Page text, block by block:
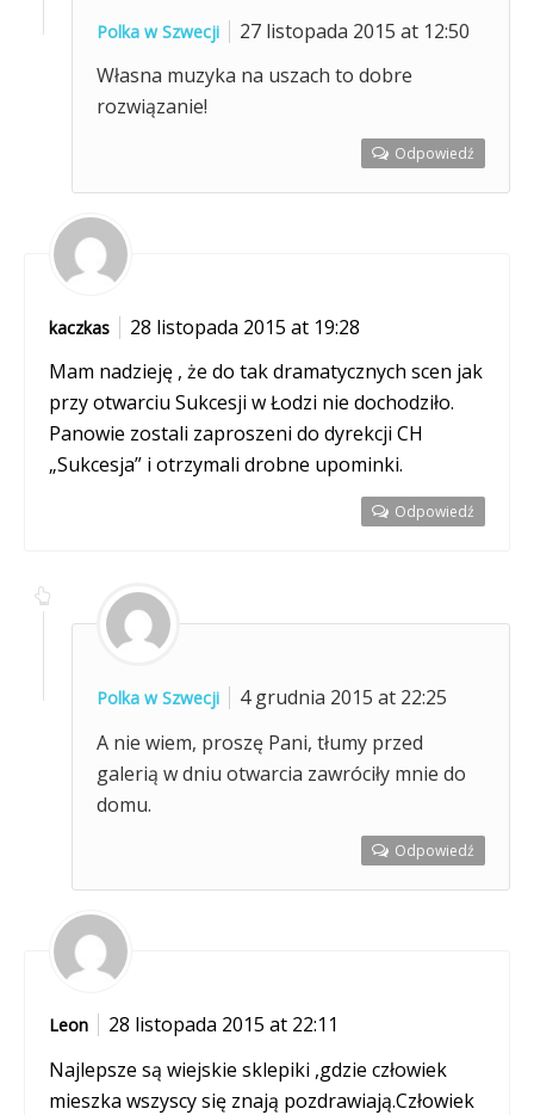
Polka w Szwecji
27 listopada 2015 at 12:50
Własna muzyka na uszach to dobre
rozwiązanie!
Odpowiedź
kaczkas
28 listopada 2015 at 19:28
Mam nadzieję , że do tak dramatycznych scen jak
przy otwarciu Sukcesji w Łodzi nie dochodziło.
Panowie zostali zaproszeni do dyrekcji CH
„Sukcesja” i otrzymali drobne upominki.
Odpowiedź
Polka w Szwecji
4 grudnia 2015 at 22:25
A nie wiem, proszę Pani, tłumy przed
galerią w dniu otwarcia zawróciły mnie do
domu.
Odpowiedź
Leon
28 listopada 2015 at 22:11
Najlepsze są wiejskie sklepiki ,gdzie człowiek
mieszka wszyscy się znają pozdrawiają.Człowiek